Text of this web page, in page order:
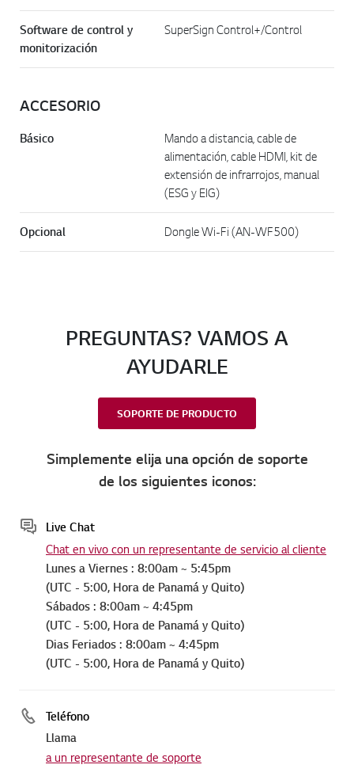
Software de control y
monitorización
SuperSign Control+/Control
ACCESORIO
Básico
Mando a distancia, cable de
alimentación, cable HDMI, kit de
extensión de infrarrojos, manual
(ESG y EIG)
Opcional Dongle Wi-Fi (AN-WF500)
PREGUNTAS? VAMOS A
AYUDARLE
SOPORTE DE PRODUCTO
Simplemente elija una opción de soporte
de los siguientes iconos:
Live Chat
Chat en vivo con un representante de servicio al cliente
Lunes a Viernes : 8:00am ~ 5:45pm
(UTC - 5:00, Hora de Panamá y Quito)
Sábados : 8:00am ~ 4:45pm
(UTC - 5:00, Hora de Panamá y Quito)
Dias Feriados : 8:00am ~ 4:45pm
(UTC - 5:00, Hora de Panamá y Quito)
Teléfono
Llama
a un representante de soporte